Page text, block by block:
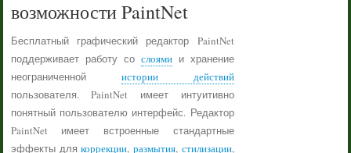
возможности PaintNet
Бесплатный графический редактор PaintNet
поддерживает работу со слоямии хранение
неограниченной истории действий
пользователя. PaintNet имеет интуитивно
понятный пользователю интерфейс. Редактор
PaintNet имеет встроенные стандартные
эффекты длякоррекции, размытия, стилизации,